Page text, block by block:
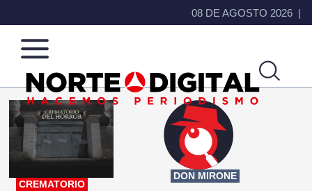
08 DE AGOSTO 2026
Norte
de
Ciudad
Más
que
noticias,
hacemos periodismo
CREMATORIO
DON MIRONE